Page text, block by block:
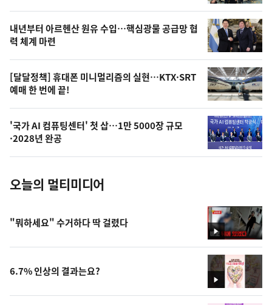
의
영
상
오
늘
의
사
진
내년부터 아르헨산 원유 수입…핵심광물 공급망 협
력 체계 마련
[달달정책] 휴대폰 미니멀리즘의 실현…KTX·SRT
예매 한 번에 끝!
'국가 AI 컴퓨팅센터' 첫 삽…1만 5000장 규모
·2028년 완공
오늘의 멀티미디어
영
상
"뭐하세요" 수거하다 딱 걸렸다
영
상
6.7% 인상의 결과는요?